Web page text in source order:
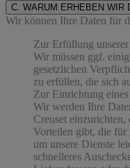
C. WARUM ERHEBEN WIR
Wir können Ihre Daten für
Zur Erfüllung
Wir müssen ggf.
gesetzlichen
zu erfüllen, die sich
Zur Einrichtung
Wir werden Ihre
Creuset
Vorteilen gibt, die für
um unsere Dienste
schnelleres